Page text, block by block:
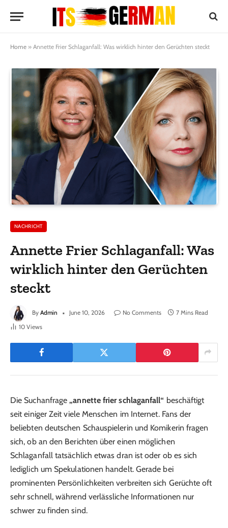
Home » Annette Frier Schlaganfall: Was wirklich hinter den Gerüchten steckt
NACHRICHT
Annette Frier Schlaganfall: Was
wirklich hinter den Gerüchten
steckt
By Admin June 10, 2026 No Comments
7 Mins Read
10 Views
Die Suchanfrage„annette frier schlaganfall“ beschäftigt
seit einiger Zeit viele Menschen im Internet. Fans der
beliebten deutschen Schauspielerin und Komikerin fragen
sich, ob an den Berichten über einen möglichen
Schlaganfall tatsächlich etwas dran ist oder ob es sich
lediglich um Spekulationen handelt. Gerade bei
prominenten Persönlichkeiten verbreiten sich Gerüchte oft
sehr schnell, während verlässliche Informationen nur
schwer zu finden sind.